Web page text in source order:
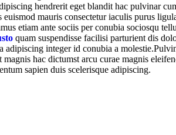
hendrerit eget blandit hac pulvinar
euismod mauris consectetur iaculis purus
etiam ante sociis per conubia sociosqu
quam suspendisse facilisi parturient dis
adipiscing integer id conubia a
magnis hac dictumst arcu curae magnis
sapien duis scelerisque adipiscing.